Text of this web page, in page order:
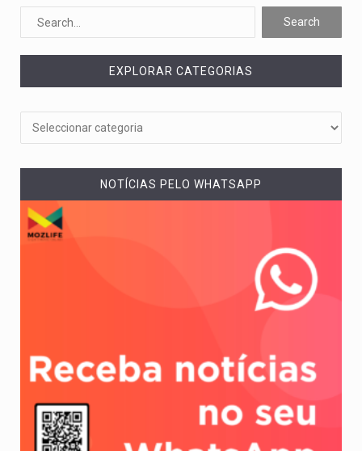
De acordo com as autoridades de saúde da Faixa de…
A polícia moçambicana anunciou a detenção de mais um suspeito…
EXPLORAR CATEGORIAS
NOTÍCIAS PELO WHATSAPP